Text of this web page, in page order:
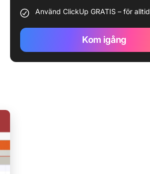
Använd ClickUp GRATIS – för alltid
Kom igång